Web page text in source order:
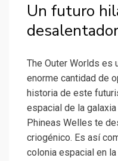
Un futuro
desalentador
The Outer Worlds es
enorme cantidad de
historia de este
espacial de la
Phineas Welles te
criogénico. Es así
colonia espacial en